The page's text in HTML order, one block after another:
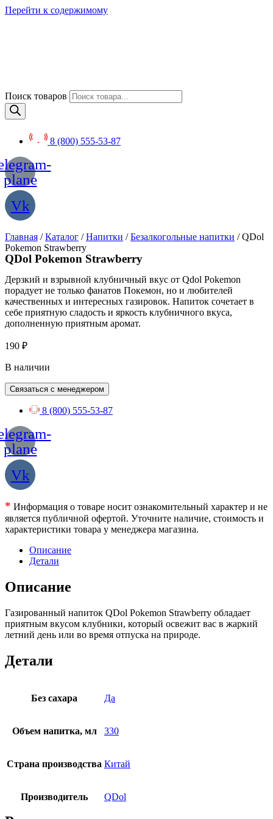
Перейти к содержимому
Поиск товаров
8 (800) 555-53-87
plane
Vk
Главная /Каталог /Напитки /Безалкогольные напитки / QDol
Pokemon Strawberry
QDol Pokemon Strawberry
Дерзкий и взрывной клубничный вкус от Qdol Pokemon
порадует не только фанатов Покемон, но и любителей
качественных и интересных газировок. Напиток сочетает в
себе приятную сладость и яркость клубничного вкуса,
дополненную приятным аромат.
190 ₽
В наличии
Связаться с менеджером
8 (800) 555-53-87
plane
Vk
* Информация о товаре носит ознакомительный характер и не
является публичной офертой. Уточните наличие, стоимость и
характеристики товара у менеджера магазина.
Описание
Детали
Описание
Газированный напиток QDol Pokemon Strawberry обладает
приятным вкусом клубники, который освежит вас в жаркий
летний день или во время отпуска на природе.
Детали
Без сахара Да
Объем напитка, мл 330
Страна производства Китай
Производитель QDol